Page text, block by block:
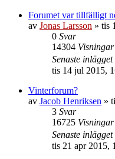
Forumet var tillfälligt
av Jonas Larsson » tis
0 Svar
14304 Visningar
Senaste inlägget
tis 14 jul 2015,
Vinterforum?
av Jacob Henriksen »
3 Svar
16725 Visningar
Senaste inlägget
tis 21 apr 2015,